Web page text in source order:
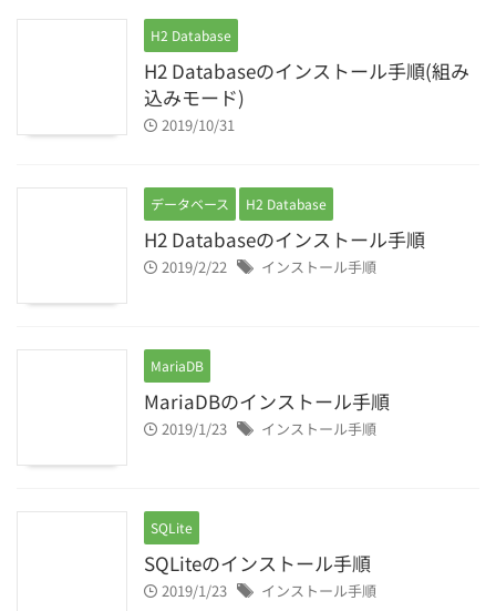
H2 Database
H2 Databaseのインストール手順(組み
込みモード)
2019/10/31
データベース H2 Database
H2 Databaseのインストール手順
2019/2/22 インストール手順
MariaDB
MariaDBのインストール手順
2019/1/23 インストール手順
SQLite
SQLiteのインストール手順
2019/1/23 インストール手順